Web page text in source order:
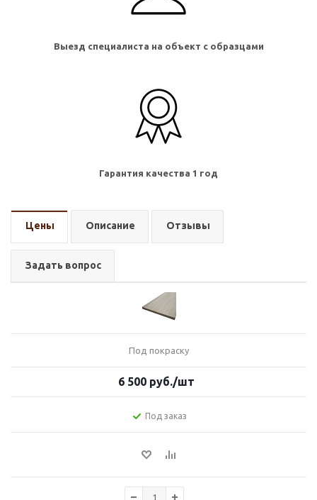
Выезд специалиста на объект с образцами
Гарантия качества 1 год
Цены Описание Отзывы
Задать вопрос
Под покраску
6 500руб./шт
Под заказ